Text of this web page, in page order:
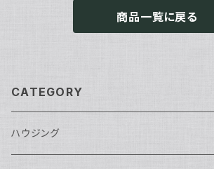
商品一覧に戻る
CATEGORY
ハウジング